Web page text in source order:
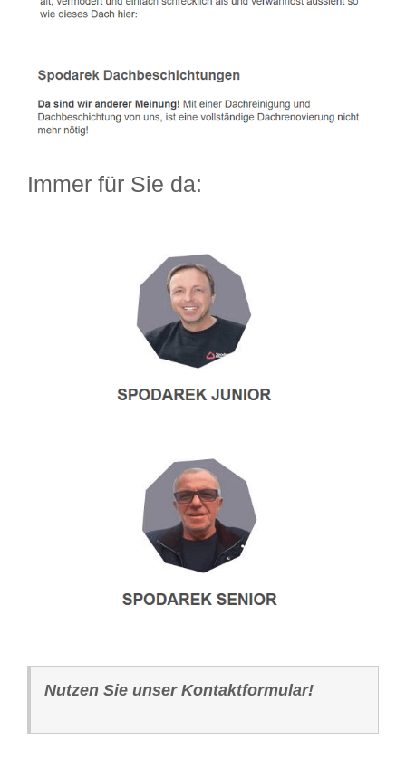
Immer für Sie da:
Nutzen Sie unser Kontaktformular!